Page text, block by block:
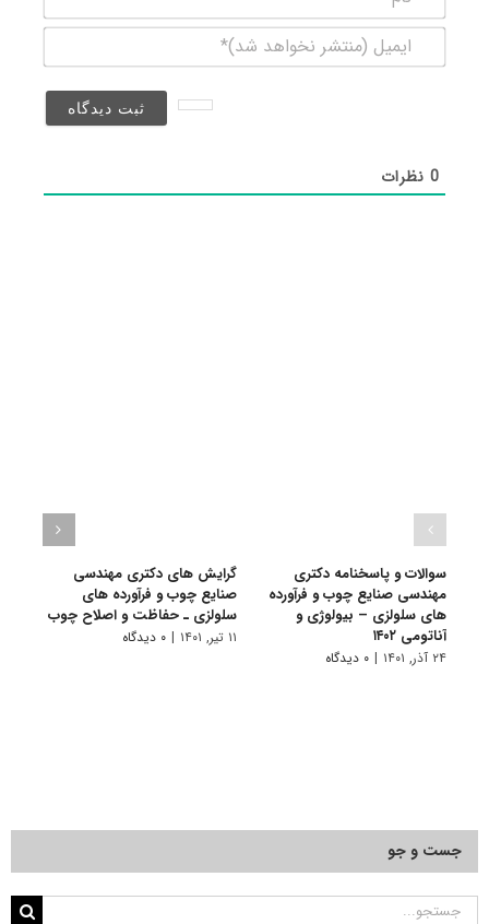
(منتشر
0نظرات
سوالات و پاسخنامه دکتری
مهندسی صنایع چوب و فرآورده
های سلولزی – بیولوژی و
آناتومی ۱۴۰۲
۲۴ آذر, ۱۴۰۱ | ۰ دیدگاه
گرایش های دکتری مهندسی
صنایع چوب و فرآورده‌ های
سلولزی ـ حفاظت و اصلاح چوب
۱۱ تیر, ۱۴۰۱ | ۰ دیدگاه
جست و جو
جستجو